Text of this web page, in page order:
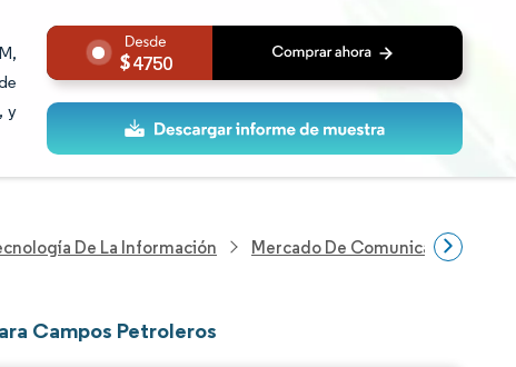
y
4750
De La Información Mercado De Comunicaciones
Campos Petroleros